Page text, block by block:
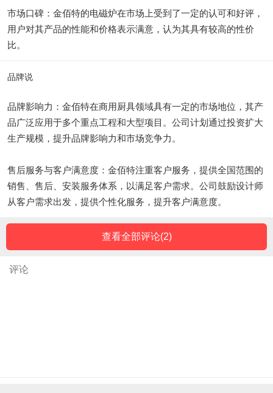
市场口碑：金佰特的电磁炉在市场上受到了一定的认可和好评，
用户对其产品的性能和价格表示满意，认为其具有较高的性价
比。
品牌说
品牌影响力：金佰特在商用厨具领域具有一定的市场地位，其产
品广泛应用于多个重点工程和大型项目。公司计划通过投资扩大
生产规模，提升品牌影响力和市场竞争力。
售后服务与客户满意度：金佰特注重客户服务，提供全国范围的
销售、售后、安装服务体系，以满足客户需求。公司鼓励设计师
从客户需求出发，提供个性化服务，提升客户满意度。
查看全部评论(2)